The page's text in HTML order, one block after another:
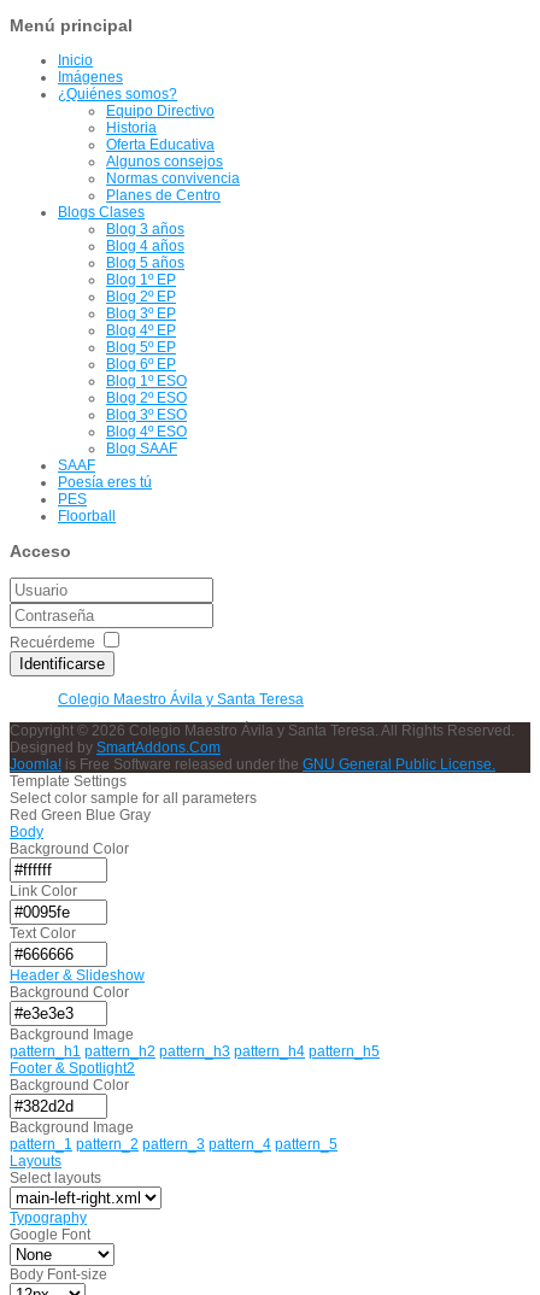
Menú principal
Inicio
Imágenes
¿Quiénes somos?
Equipo Directivo
Historia
Oferta Educativa
Algunos consejos
Normas convivencia
Planes de Centro
Blogs Clases
Blog 3 años
Blog 4 años
Blog 5 años
Blog 1º EP
Blog 2º EP
Blog 3º EP
Blog 4º EP
Blog 5º EP
Blog 6º EP
Blog 1º ESO
Blog 2º ESO
Blog 3º ESO
Blog 4º ESO
Blog SAAF
SAAF
Poesía eres tú
PES
Floorball
Acceso
Recuérdeme
Identificarse
Colegio Maestro Ávila y Santa Teresa
Copyright © 2026 Colegio Maestro Ávila y Santa Teresa. All Rights Reserved.
Designed by SmartAddons.Com
Joomla! is Free Software released under the GNU General Public License.
Template Settings
Select color sample for all parameters
Red Green Blue Gray
Body
Background Color
Link Color
Text Color
Header & Slideshow
Background Color
Background Image
pattern_h1 pattern_h2 pattern_h3 pattern_h4 pattern_h5
Footer & Spotlight2
Background Color
Background Image
pattern_1 pattern_2 pattern_3 pattern_4 pattern_5
Layouts
Select layouts
Typography
Google Font
Body Font-size